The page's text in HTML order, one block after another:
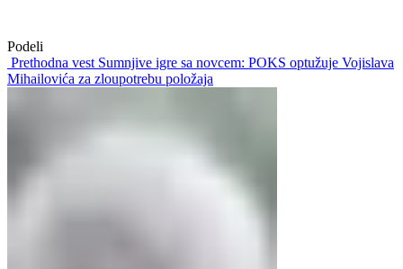
Podeli
Prethodna vest Sumnjive igre sa novcem: POKS optužuje Vojislava
Mihailovića za zloupotrebu položaja